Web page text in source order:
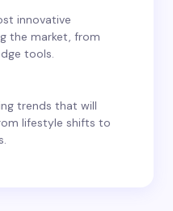
innovative
the market, from
tools.
trends that will
lifestyle shifts to